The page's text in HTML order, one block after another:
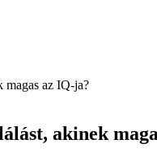
magas az IQ-ja?
akinek